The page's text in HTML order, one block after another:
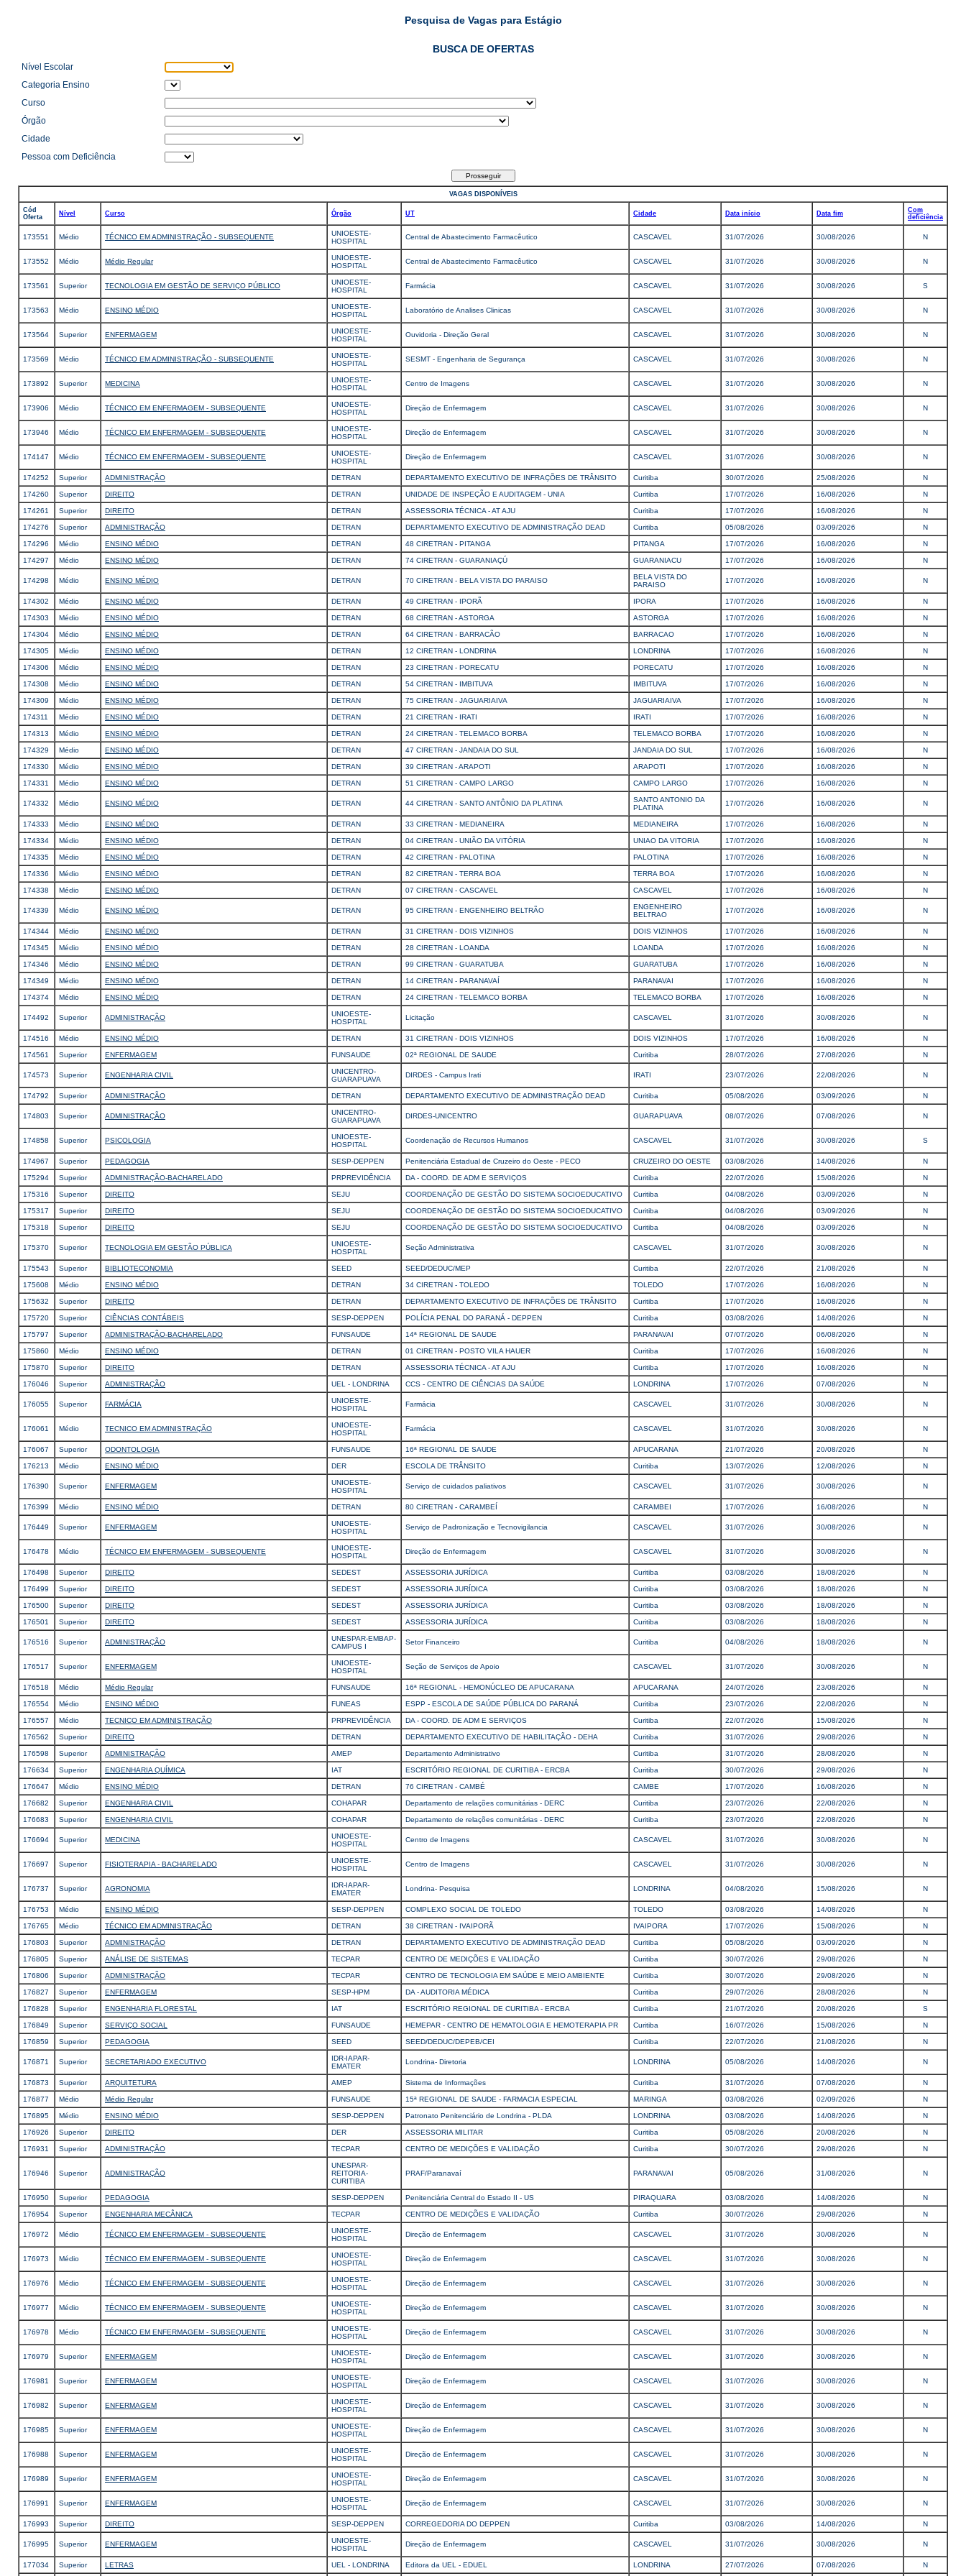
Pesquisa de Vagas para Estágio
BUSCA DE OFERTAS
Nível Escolar
Categoria Ensino
Curso
Órgão
Cidade
Pessoa com Deficiência
VAGAS DISPONÍVEIS
Cód
Oferta
Nível Curso Órgão UT Cidade Data início Data fim
Com
deficiência
173551 Médio TÉCNICO EM ADMINISTRAÇÃO - SUBSEQUENTE
UNIOESTE-
HOSPITAL
Central de Abastecimento Farmacêutico CASCAVEL 31/07/2026 30/08/2026 N
173552 Médio Médio Regular
UNIOESTE-
HOSPITAL
Central de Abastecimento Farmacêutico CASCAVEL 31/07/2026 30/08/2026 N
173561 Superior TECNOLOGIA EM GESTÃO DE SERVIÇO PÚBLICO
UNIOESTE-
HOSPITAL
Farmácia CASCAVEL 31/07/2026 30/08/2026 S
173563 Médio ENSINO MÉDIO
UNIOESTE-
HOSPITAL
Laboratório de Analises Clinicas CASCAVEL 31/07/2026 30/08/2026 N
173564 Superior ENFERMAGEM
UNIOESTE-
HOSPITAL
Ouvidoria - Direção Geral CASCAVEL 31/07/2026 30/08/2026 N
173569 Médio TÉCNICO EM ADMINISTRAÇÃO - SUBSEQUENTE
UNIOESTE-
HOSPITAL
SESMT - Engenharia de Segurança CASCAVEL 31/07/2026 30/08/2026 N
173892 Superior MEDICINA
UNIOESTE-
HOSPITAL
Centro de Imagens CASCAVEL 31/07/2026 30/08/2026 N
173906 Médio TÉCNICO EM ENFERMAGEM - SUBSEQUENTE
UNIOESTE-
HOSPITAL
Direção de Enfermagem CASCAVEL 31/07/2026 30/08/2026 N
173946 Médio TÉCNICO EM ENFERMAGEM - SUBSEQUENTE
UNIOESTE-
HOSPITAL
Direção de Enfermagem CASCAVEL 31/07/2026 30/08/2026 N
174147 Médio TÉCNICO EM ENFERMAGEM - SUBSEQUENTE
UNIOESTE-
HOSPITAL
Direção de Enfermagem CASCAVEL 31/07/2026 30/08/2026 N
174252 Superior ADMINISTRAÇÃO DETRAN DEPARTAMENTO EXECUTIVO DE INFRAÇÕES DE TRÂNSITO Curitiba 30/07/2026 25/08/2026 N
174260 Superior DIREITO DETRAN UNIDADE DE INSPEÇÃO E AUDITAGEM - UNIA Curitiba 17/07/2026 16/08/2026 N
174261 Superior DIREITO DETRAN ASSESSORIA TÉCNICA - AT AJU Curitiba 17/07/2026 16/08/2026 N
174276 Superior ADMINISTRAÇÃO DETRAN DEPARTAMENTO EXECUTIVO DE ADMINISTRAÇÃO DEAD Curitiba 05/08/2026 03/09/2026 N
174296 Médio ENSINO MÉDIO DETRAN 48 CIRETRAN - PITANGA PITANGA 17/07/2026 16/08/2026 N
174297 Médio ENSINO MÉDIO DETRAN 74 CIRETRAN - GUARANIAÇÚ GUARANIACU 17/07/2026 16/08/2026 N
174298 Médio ENSINO MÉDIO DETRAN 70 CIRETRAN - BELA VISTA DO PARAISO
BELA VISTA DO
PARAISO
17/07/2026 16/08/2026 N
174302 Médio ENSINO MÉDIO DETRAN 49 CIRETRAN - IPORÃ IPORA 17/07/2026 16/08/2026 N
174303 Médio ENSINO MÉDIO DETRAN 68 CIRETRAN - ASTORGA ASTORGA 17/07/2026 16/08/2026 N
174304 Médio ENSINO MÉDIO DETRAN 64 CIRETRAN - BARRACÃO BARRACAO 17/07/2026 16/08/2026 N
174305 Médio ENSINO MÉDIO DETRAN 12 CIRETRAN - LONDRINA LONDRINA 17/07/2026 16/08/2026 N
174306 Médio ENSINO MÉDIO DETRAN 23 CIRETRAN - PORECATU PORECATU 17/07/2026 16/08/2026 N
174308 Médio ENSINO MÉDIO DETRAN 54 CIRETRAN - IMBITUVA IMBITUVA 17/07/2026 16/08/2026 N
174309 Médio ENSINO MÉDIO DETRAN 75 CIRETRAN - JAGUARIAIVA JAGUARIAIVA 17/07/2026 16/08/2026 N
174311 Médio ENSINO MÉDIO DETRAN 21 CIRETRAN - IRATI IRATI 17/07/2026 16/08/2026 N
174313 Médio ENSINO MÉDIO DETRAN 24 CIRETRAN - TELEMACO BORBA TELEMACO BORBA 17/07/2026 16/08/2026 N
174329 Médio ENSINO MÉDIO DETRAN 47 CIRETRAN - JANDAIA DO SUL JANDAIA DO SUL 17/07/2026 16/08/2026 N
174330 Médio ENSINO MÉDIO DETRAN 39 CIRETRAN - ARAPOTI ARAPOTI 17/07/2026 16/08/2026 N
174331 Médio ENSINO MÉDIO DETRAN 51 CIRETRAN - CAMPO LARGO CAMPO LARGO 17/07/2026 16/08/2026 N
174332 Médio ENSINO MÉDIO DETRAN 44 CIRETRAN - SANTO ANTÔNIO DA PLATINA
SANTO ANTONIO DA
PLATINA
17/07/2026 16/08/2026 N
174333 Médio ENSINO MÉDIO DETRAN 33 CIRETRAN - MEDIANEIRA MEDIANEIRA 17/07/2026 16/08/2026 N
174334 Médio ENSINO MÉDIO DETRAN 04 CIRETRAN - UNIÃO DA VITÓRIA UNIAO DA VITORIA 17/07/2026 16/08/2026 N
174335 Médio ENSINO MÉDIO DETRAN 42 CIRETRAN - PALOTINA PALOTINA 17/07/2026 16/08/2026 N
174336 Médio ENSINO MÉDIO DETRAN 82 CIRETRAN - TERRA BOA TERRA BOA 17/07/2026 16/08/2026 N
174338 Médio ENSINO MÉDIO DETRAN 07 CIRETRAN - CASCAVEL CASCAVEL 17/07/2026 16/08/2026 N
174339 Médio ENSINO MÉDIO DETRAN 95 CIRETRAN - ENGENHEIRO BELTRÃO
ENGENHEIRO
BELTRAO
17/07/2026 16/08/2026 N
174344 Médio ENSINO MÉDIO DETRAN 31 CIRETRAN - DOIS VIZINHOS DOIS VIZINHOS 17/07/2026 16/08/2026 N
174345 Médio ENSINO MÉDIO DETRAN 28 CIRETRAN - LOANDA LOANDA 17/07/2026 16/08/2026 N
174346 Médio ENSINO MÉDIO DETRAN 99 CIRETRAN - GUARATUBA GUARATUBA 17/07/2026 16/08/2026 N
174349 Médio ENSINO MÉDIO DETRAN 14 CIRETRAN - PARANAVAÍ PARANAVAI 17/07/2026 16/08/2026 N
174374 Médio ENSINO MÉDIO DETRAN 24 CIRETRAN - TELEMACO BORBA TELEMACO BORBA 17/07/2026 16/08/2026 N
174492 Superior ADMINISTRAÇÃO
UNIOESTE-
HOSPITAL
Licitação CASCAVEL 31/07/2026 30/08/2026 N
174516 Médio ENSINO MÉDIO DETRAN 31 CIRETRAN - DOIS VIZINHOS DOIS VIZINHOS 17/07/2026 16/08/2026 N
174561 Superior ENFERMAGEM FUNSAUDE 02ª REGIONAL DE SAUDE Curitiba 28/07/2026 27/08/2026 N
174573 Superior ENGENHARIA CIVIL
UNICENTRO-
GUARAPUAVA
DIRDES - Campus Irati IRATI 23/07/2026 22/08/2026 N
174792 Superior ADMINISTRAÇÃO DETRAN DEPARTAMENTO EXECUTIVO DE ADMINISTRAÇÃO DEAD Curitiba 05/08/2026 03/09/2026 N
174803 Superior ADMINISTRAÇÃO
UNICENTRO-
GUARAPUAVA
DIRDES-UNICENTRO GUARAPUAVA 08/07/2026 07/08/2026 N
174858 Superior PSICOLOGIA
UNIOESTE-
HOSPITAL
Coordenação de Recursos Humanos CASCAVEL 31/07/2026 30/08/2026 S
174967 Superior PEDAGOGIA SESP-DEPPEN Penitenciária Estadual de Cruzeiro do Oeste - PECO CRUZEIRO DO OESTE 03/08/2026 14/08/2026 N
175294 Superior ADMINISTRAÇÃO-BACHARELADO PRPREVIDÊNCIA DA - COORD. DE ADM E SERVIÇOS Curitiba 22/07/2026 15/08/2026 N
175316 Superior DIREITO SEJU COORDENAÇÃO DE GESTÃO DO SISTEMA SOCIOEDUCATIVO Curitiba 04/08/2026 03/09/2026 N
175317 Superior DIREITO SEJU COORDENAÇÃO DE GESTÃO DO SISTEMA SOCIOEDUCATIVO Curitiba 04/08/2026 03/09/2026 N
175318 Superior DIREITO SEJU COORDENAÇÃO DE GESTÃO DO SISTEMA SOCIOEDUCATIVO Curitiba 04/08/2026 03/09/2026 N
175370 Superior TECNOLOGIA EM GESTÃO PÚBLICA
UNIOESTE-
HOSPITAL
Seção Administrativa CASCAVEL 31/07/2026 30/08/2026 N
175543 Superior BIBLIOTECONOMIA SEED SEED/DEDUC/MEP Curitiba 22/07/2026 21/08/2026 N
175608 Médio ENSINO MÉDIO DETRAN 34 CIRETRAN - TOLEDO TOLEDO 17/07/2026 16/08/2026 N
175632 Superior DIREITO DETRAN DEPARTAMENTO EXECUTIVO DE INFRAÇÕES DE TRÂNSITO Curitiba 17/07/2026 16/08/2026 N
175720 Superior CIÊNCIAS CONTÁBEIS SESP-DEPPEN POLÍCIA PENAL DO PARANÁ - DEPPEN Curitiba 03/08/2026 14/08/2026 N
175797 Superior ADMINISTRAÇÃO-BACHARELADO FUNSAUDE 14ª REGIONAL DE SAUDE PARANAVAI 07/07/2026 06/08/2026 N
175860 Médio ENSINO MÉDIO DETRAN 01 CIRETRAN - POSTO VILA HAUER Curitiba 17/07/2026 16/08/2026 N
175870 Superior DIREITO DETRAN ASSESSORIA TÉCNICA - AT AJU Curitiba 17/07/2026 16/08/2026 N
176046 Superior ADMINISTRAÇÃO UEL - LONDRINA CCS - CENTRO DE CIÊNCIAS DA SAÚDE LONDRINA 17/07/2026 07/08/2026 N
176055 Superior FARMÁCIA
UNIOESTE-
HOSPITAL
Farmácia CASCAVEL 31/07/2026 30/08/2026 N
176061 Médio TECNICO EM ADMINISTRAÇÃO
UNIOESTE-
HOSPITAL
Farmácia CASCAVEL 31/07/2026 30/08/2026 N
176067 Superior ODONTOLOGIA FUNSAUDE 16ª REGIONAL DE SAUDE APUCARANA 21/07/2026 20/08/2026 N
176213 Médio ENSINO MÉDIO DER ESCOLA DE TRÂNSITO Curitiba 13/07/2026 12/08/2026 N
176390 Superior ENFERMAGEM
UNIOESTE-
HOSPITAL
Serviço de cuidados paliativos CASCAVEL 31/07/2026 30/08/2026 N
176399 Médio ENSINO MÉDIO DETRAN 80 CIRETRAN - CARAMBEÍ CARAMBEI 17/07/2026 16/08/2026 N
176449 Superior ENFERMAGEM
UNIOESTE-
HOSPITAL
Serviço de Padronização e Tecnovigilancia CASCAVEL 31/07/2026 30/08/2026 N
176478 Médio TÉCNICO EM ENFERMAGEM - SUBSEQUENTE
UNIOESTE-
HOSPITAL
Direção de Enfermagem CASCAVEL 31/07/2026 30/08/2026 N
176498 Superior DIREITO SEDEST ASSESSORIA JURÍDICA Curitiba 03/08/2026 18/08/2026 N
176499 Superior DIREITO SEDEST ASSESSORIA JURÍDICA Curitiba 03/08/2026 18/08/2026 N
176500 Superior DIREITO SEDEST ASSESSORIA JURÍDICA Curitiba 03/08/2026 18/08/2026 N
176501 Superior DIREITO SEDEST ASSESSORIA JURÍDICA Curitiba 03/08/2026 18/08/2026 N
176516 Superior ADMINISTRAÇÃO
UNESPAR-EMBAP-
CAMPUS I
Setor Financeiro Curitiba 04/08/2026 18/08/2026 N
176517 Superior ENFERMAGEM
UNIOESTE-
HOSPITAL
Seção de Serviços de Apoio CASCAVEL 31/07/2026 30/08/2026 N
176518 Médio Médio Regular FUNSAUDE 16ª REGIONAL - HEMONÚCLEO DE APUCARANA APUCARANA 24/07/2026 23/08/2026 N
176554 Médio ENSINO MÉDIO FUNEAS ESPP - ESCOLA DE SAÚDE PÚBLICA DO PARANÁ Curitiba 23/07/2026 22/08/2026 N
176557 Médio TECNICO EM ADMINISTRAÇÃO PRPREVIDÊNCIA DA - COORD. DE ADM E SERVIÇOS Curitiba 22/07/2026 15/08/2026 N
176562 Superior DIREITO DETRAN DEPARTAMENTO EXECUTIVO DE HABILITAÇÃO - DEHA Curitiba 31/07/2026 29/08/2026 N
176598 Superior ADMINISTRAÇÃO AMEP Departamento Administrativo Curitiba 31/07/2026 28/08/2026 N
176634 Superior ENGENHARIA QUÍMICA IAT ESCRITÓRIO REGIONAL DE CURITIBA - ERCBA Curitiba 30/07/2026 29/08/2026 N
176647 Médio ENSINO MÉDIO DETRAN 76 CIRETRAN - CAMBÉ CAMBE 17/07/2026 16/08/2026 N
176682 Superior ENGENHARIA CIVIL COHAPAR Departamento de relações comunitárias - DERC Curitiba 23/07/2026 22/08/2026 N
176683 Superior ENGENHARIA CIVIL COHAPAR Departamento de relações comunitárias - DERC Curitiba 23/07/2026 22/08/2026 N
176694 Superior MEDICINA
UNIOESTE-
HOSPITAL
Centro de Imagens CASCAVEL 31/07/2026 30/08/2026 N
176697 Superior FISIOTERAPIA - BACHARELADO
UNIOESTE-
HOSPITAL
Centro de Imagens CASCAVEL 31/07/2026 30/08/2026 N
176737 Superior AGRONOMIA
IDR-IAPAR-
EMATER
Londrina- Pesquisa LONDRINA 04/08/2026 15/08/2026 N
176753 Médio ENSINO MÉDIO SESP-DEPPEN COMPLEXO SOCIAL DE TOLEDO TOLEDO 03/08/2026 14/08/2026 N
176765 Médio TÉCNICO EM ADMINISTRAÇÃO DETRAN 38 CIRETRAN - IVAIPORÃ IVAIPORA 17/07/2026 15/08/2026 N
176803 Superior ADMINISTRAÇÃO DETRAN DEPARTAMENTO EXECUTIVO DE ADMINISTRAÇÃO DEAD Curitiba 05/08/2026 03/09/2026 N
176805 Superior ANÁLISE DE SISTEMAS TECPAR CENTRO DE MEDIÇÕES E VALIDAÇÃO Curitiba 30/07/2026 29/08/2026 N
176806 Superior ADMINISTRAÇÃO TECPAR CENTRO DE TECNOLOGIA EM SAÚDE E MEIO AMBIENTE Curitiba 30/07/2026 29/08/2026 N
176827 Superior ENFERMAGEM SESP-HPM DA - AUDITORIA MÉDICA Curitiba 29/07/2026 28/08/2026 N
176828 Superior ENGENHARIA FLORESTAL IAT ESCRITÓRIO REGIONAL DE CURITIBA - ERCBA Curitiba 21/07/2026 20/08/2026 S
176849 Superior SERVIÇO SOCIAL FUNSAUDE HEMEPAR - CENTRO DE HEMATOLOGIA E HEMOTERAPIA PR Curitiba 16/07/2026 15/08/2026 N
176859 Superior PEDAGOGIA SEED SEED/DEDUC/DEPEB/CEI Curitiba 22/07/2026 21/08/2026 N
176871 Superior SECRETARIADO EXECUTIVO
IDR-IAPAR-
EMATER
Londrina- Diretoria LONDRINA 05/08/2026 14/08/2026 N
176873 Superior ARQUITETURA AMEP Sistema de Informações Curitiba 31/07/2026 07/08/2026 N
176877 Médio Médio Regular FUNSAUDE 15ª REGIONAL DE SAUDE - FARMACIA ESPECIAL MARINGA 03/08/2026 02/09/2026 N
176895 Médio ENSINO MÉDIO SESP-DEPPEN Patronato Penitenciário de Londrina - PLDA LONDRINA 03/08/2026 14/08/2026 N
176926 Superior DIREITO DER ASSESSORIA MILITAR Curitiba 05/08/2026 20/08/2026 N
176931 Superior ADMINISTRAÇÃO TECPAR CENTRO DE MEDIÇÕES E VALIDAÇÃO Curitiba 30/07/2026 29/08/2026 N
176946 Superior ADMINISTRAÇÃO
UNESPAR-
REITORIA-
CURITIBA
PRAF/Paranavaí PARANAVAI 05/08/2026 31/08/2026 N
176950 Superior PEDAGOGIA SESP-DEPPEN Penitenciária Central do Estado II - US PIRAQUARA 03/08/2026 14/08/2026 N
176954 Superior ENGENHARIA MECÂNICA TECPAR CENTRO DE MEDIÇÕES E VALIDAÇÃO Curitiba 30/07/2026 29/08/2026 N
176972 Médio TÉCNICO EM ENFERMAGEM - SUBSEQUENTE
UNIOESTE-
HOSPITAL
Direção de Enfermagem CASCAVEL 31/07/2026 30/08/2026 N
176973 Médio TÉCNICO EM ENFERMAGEM - SUBSEQUENTE
UNIOESTE-
HOSPITAL
Direção de Enfermagem CASCAVEL 31/07/2026 30/08/2026 N
176976 Médio TÉCNICO EM ENFERMAGEM - SUBSEQUENTE
UNIOESTE-
HOSPITAL
Direção de Enfermagem CASCAVEL 31/07/2026 30/08/2026 N
176977 Médio TÉCNICO EM ENFERMAGEM - SUBSEQUENTE
UNIOESTE-
HOSPITAL
Direção de Enfermagem CASCAVEL 31/07/2026 30/08/2026 N
176978 Médio TÉCNICO EM ENFERMAGEM - SUBSEQUENTE
UNIOESTE-
HOSPITAL
Direção de Enfermagem CASCAVEL 31/07/2026 30/08/2026 N
176979 Superior ENFERMAGEM
UNIOESTE-
HOSPITAL
Direção de Enfermagem CASCAVEL 31/07/2026 30/08/2026 N
176981 Superior ENFERMAGEM
UNIOESTE-
HOSPITAL
Direção de Enfermagem CASCAVEL 31/07/2026 30/08/2026 N
176982 Superior ENFERMAGEM
UNIOESTE-
HOSPITAL
Direção de Enfermagem CASCAVEL 31/07/2026 30/08/2026 N
176985 Superior ENFERMAGEM
UNIOESTE-
HOSPITAL
Direção de Enfermagem CASCAVEL 31/07/2026 30/08/2026 N
176988 Superior ENFERMAGEM
UNIOESTE-
HOSPITAL
Direção de Enfermagem CASCAVEL 31/07/2026 30/08/2026 N
176989 Superior ENFERMAGEM
UNIOESTE-
HOSPITAL
Direção de Enfermagem CASCAVEL 31/07/2026 30/08/2026 N
176991 Superior ENFERMAGEM
UNIOESTE-
HOSPITAL
Direção de Enfermagem CASCAVEL 31/07/2026 30/08/2026 N
176993 Superior DIREITO SESP-DEPPEN CORREGEDORIA DO DEPPEN Curitiba 03/08/2026 14/08/2026 N
176995 Superior ENFERMAGEM
UNIOESTE-
HOSPITAL
Direção de Enfermagem CASCAVEL 31/07/2026 30/08/2026 N
177034 Superior LETRAS UEL - LONDRINA Editora da UEL - EDUEL LONDRINA 27/07/2026 07/08/2026 N